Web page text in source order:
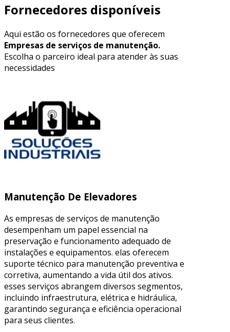
Fornecedores disponíveis
Aqui estão os fornecedores que oferecem
Empresas de serviços de manutenção.
Escolha o parceiro ideal para atender às suas
necessidades
Manutenção De Elevadores
As empresas de serviços de manutenção
desempenham um papel essencial na
preservação e funcionamento adequado de
instalações e equipamentos. elas oferecem
suporte técnico para manutenção preventiva e
corretiva, aumentando a vida útil dos ativos.
esses serviços abrangem diversos segmentos,
incluindo infraestrutura, elétrica e hidráulica,
garantindo segurança e eficiência operacional
para seus clientes.